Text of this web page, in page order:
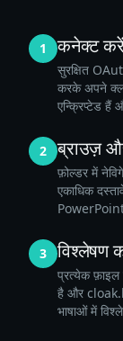
1 कनेक्ट
सुरक्षित
करके अपने
एन्क्रिप्टेड हैं
2 ब्राउज़
फ़ोल्डर में
एकाधिक
3 विश्लेषण
प्रत्येक फ़ाइल
है और
भाषाओं में